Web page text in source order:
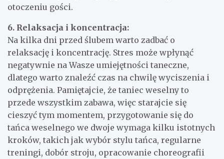
otoczeniu gości.
6. Relaksacja i koncentracja:
Na kilka dni przed ślubem warto zadbać o
relaksację i koncentrację. Stres może wpłynąć
negatywnie na Wasze umiejętności taneczne,
dlatego warto znaleźć czas na chwilę wyciszenia i
odprężenia. Pamiętajcie, że taniec weselny to
przede wszystkim zabawa, więc starajcie się
cieszyć tym momentem, przygotowanie się do
tańca weselnego we dwoje wymaga kilku istotnych
kroków, takich jak wybór stylu tańca, regularne
treningi, dobór stroju, opracowanie choreografii